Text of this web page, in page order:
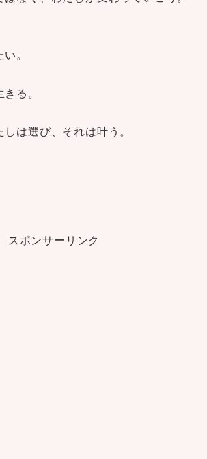
。
る。
は選び、それは叶う。
スポンサーリンク